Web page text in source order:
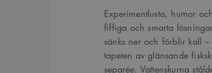
Experimentlusta, humor
fiffiga och smarta
sänks ner och förblir kall
tapeten av glänsande
separée. Vattenskurna